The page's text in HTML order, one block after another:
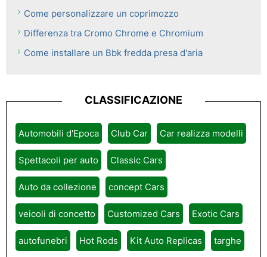
Come personalizzare un coprimozzo
Differenza tra Cromo Chrome e Chromium
Come installare un Bbk fredda presa d'aria
CLASSIFICAZIONE
Automobili d'Epoca Club Car Car realizza modelli
Spettacoli per auto Classic Cars
Auto da collezione concept Cars
veicoli di concetto Customized Cars Exotic Cars
autofunebri Hot Rods Kit Auto Replicas targhe